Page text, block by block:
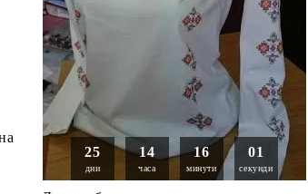
25
дни
14
часа
16
минути
00
секунди